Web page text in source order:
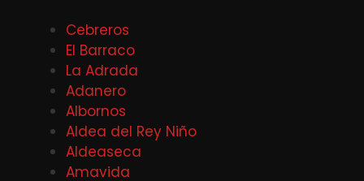
Cebreros
El Barraco
La Adrada
Adanero
Albornos
Aldea del Rey Niño
Aldeaseca
Amavida